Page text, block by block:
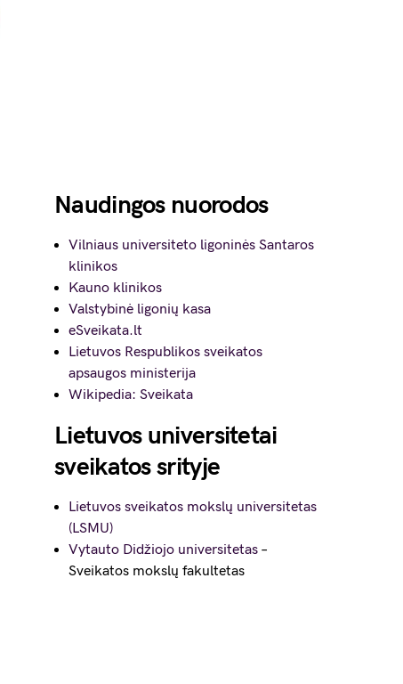
Naudingos nuorodos
Vilniaus universiteto ligoninės Santaros
klinikos
Kauno klinikos
Valstybinė ligonių kasa
eSveikata.lt
Lietuvos Respublikos sveikatos
apsaugos ministerija
Wikipedia: Sveikata
Lietuvos universitetai
sveikatos srityje
Lietuvos sveikatos mokslų universitetas
(LSMU)
Vytauto Didžiojo universitetas –
Sveikatos mokslų fakultetas